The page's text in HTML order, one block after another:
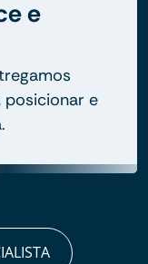
e
posicionar e